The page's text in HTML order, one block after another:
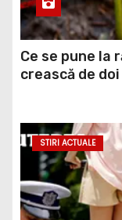
Ce se pune la
crească de
STIRI ACTUALE